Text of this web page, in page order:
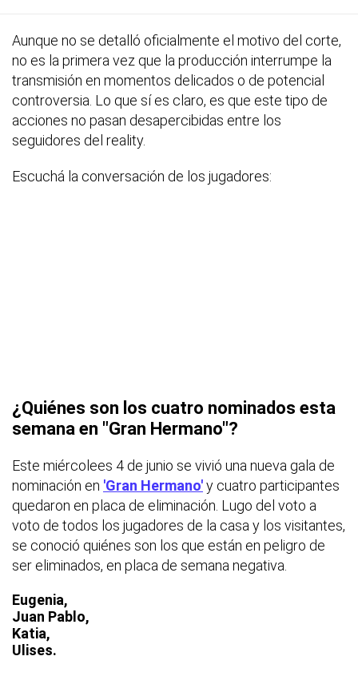
Aunque no se detalló oficialmente el motivo del corte,
no es la primera vez que la producción interrumpe la
transmisión en momentos delicados o de potencial
controversia. Lo que sí es claro, es que este tipo de
acciones no pasan desapercibidas entre los
seguidores del reality.
Escuchá la conversación de los jugadores:
¿Quiénes son los cuatro nominados esta
semana en "Gran Hermano"?
Este miércolees 4 de junio se vivió una nueva gala de
nominación en 'Gran Hermano'y cuatro participantes
quedaron en placa de eliminación. Lugo del voto a
voto de todos los jugadores de la casa y los visitantes,
se conoció quiénes son los que están en peligro de
ser eliminados, en placa de semana negativa.
Eugenia,
Juan Pablo,
Katia,
Ulises.